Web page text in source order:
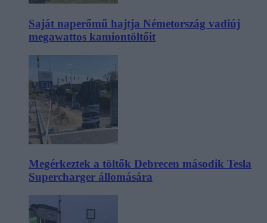
Saját naperőmű hajtja Németország vadiúj
megawattos kamiontöltőit
Megérkeztek a töltők Debrecen második Tesla
Supercharger állomására